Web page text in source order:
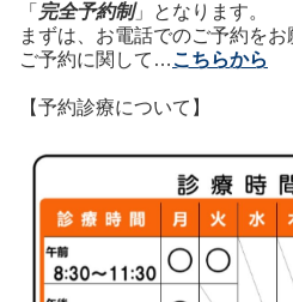
「 完全予約制」となります。
まずは、お電話でのご予約をお
ご予約に関して…こちらから
【予約診療について】